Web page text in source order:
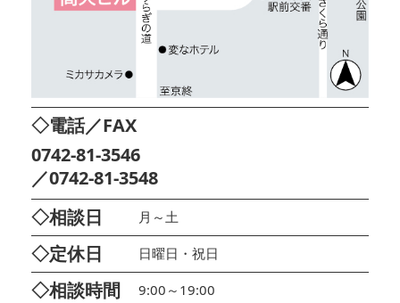
◇電話／FAX
0742-81-3546
／0742-81-3548
◇相談日
月～土
◇定休日 日曜日・祝日
◇相談時間 9:00～19:00